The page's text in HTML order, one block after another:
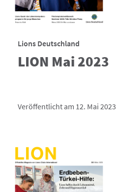
Lions Deutschland
LION Mai 2023
Veröffentlicht am 12. Mai 2023